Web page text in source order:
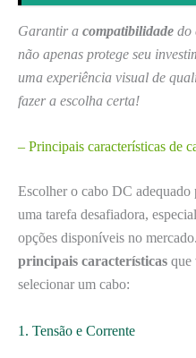
Garantir a compatibilidade do
não apenas protege seu
uma experiência visual de
fazer a escolha certa!
– Principais características de
Escolher o cabo DC adequado
uma tarefa desafiadora,
opções disponíveis no
principais características que
selecionar um cabo:
1. Tensão e Corrente